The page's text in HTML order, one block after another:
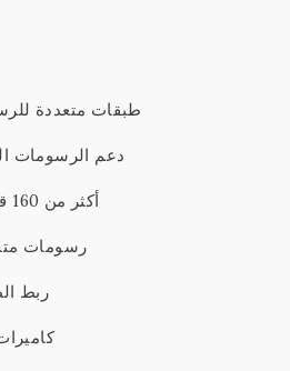
طبقات متعددة
دعم الرسومات
أكثر من 160 قالب مبني بتأثير أساسي
رسومات
ربط